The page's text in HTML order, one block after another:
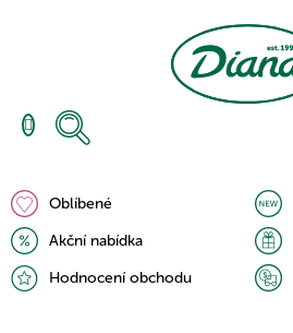
Oblíbené
Akční nabídka
Hodnocení obchodu